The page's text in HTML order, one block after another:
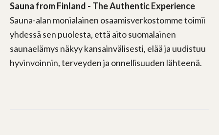
Sauna from Finland - The Authentic Experience
Sauna-alan monialainen osaamisverkostomme toimii
yhdessä sen puolesta, että aito suomalainen
saunaelämys näkyy kansainvälisesti, elää ja uudistuu
hyvinvoinnin, terveyden ja onnellisuuden lähteenä.